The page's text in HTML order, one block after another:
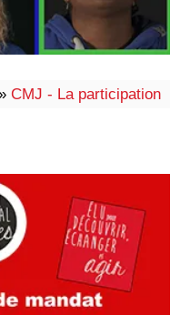
CMJ - La participation